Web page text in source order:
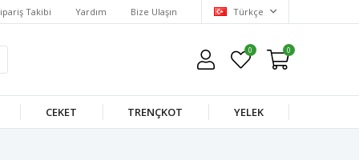
Takibi Yardım Bize Ulaşın Türkçe
0 0
CEKET TRENÇKOT YELEK